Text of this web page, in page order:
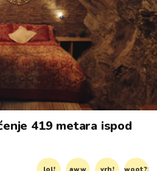
419 metara ispod